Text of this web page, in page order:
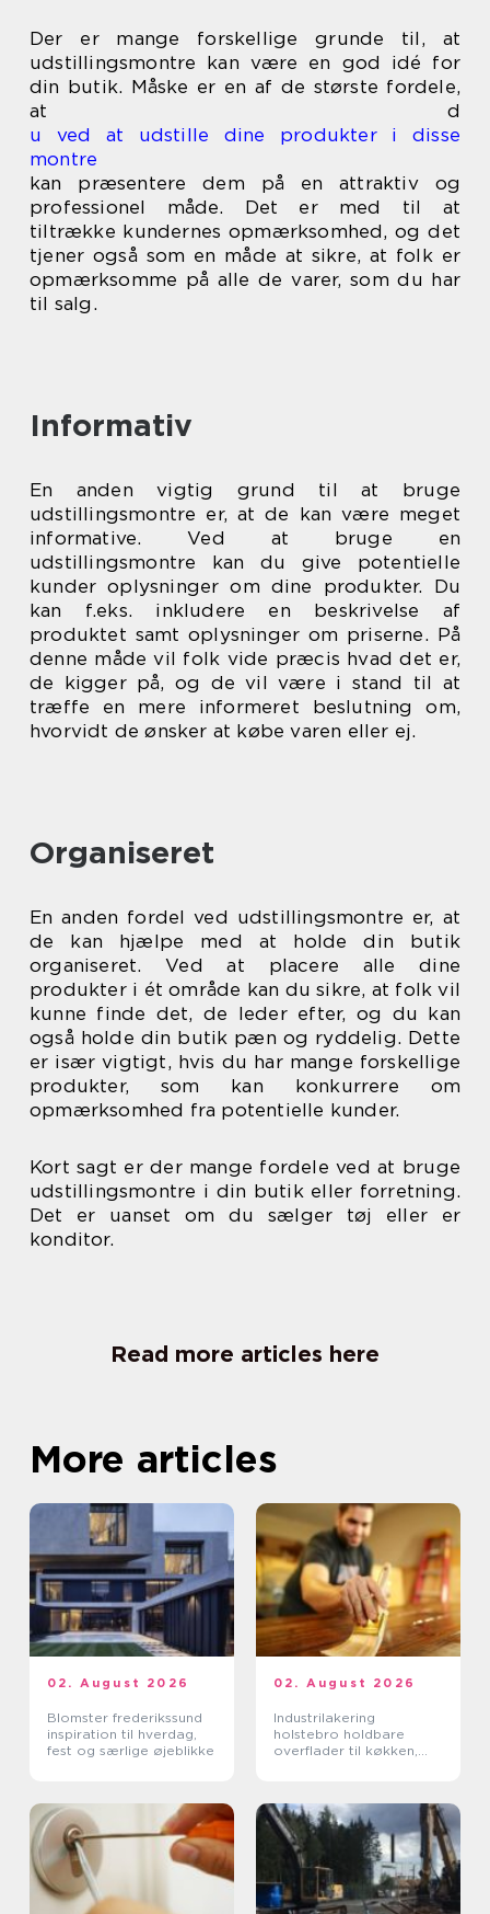
Der er mange forskellige grunde til, at
udstillingsmontre kan være en god idé for
din butik. Måske er en af de største fordele,
at d
u ved at udstille dine produkter i disse
montre
kan præsentere dem på en attraktiv og
professionel måde. Det er med til at
tiltrække kundernes opmærksomhed, og det
tjener også som en måde at sikre, at folk er
opmærksomme på alle de varer, som du har
til salg.
Informativ
En anden vigtig grund til at bruge
udstillingsmontre er, at de kan være meget
informative. Ved at bruge en
udstillingsmontre kan du give potentielle
kunder oplysninger om dine produkter. Du
kan f.eks. inkludere en beskrivelse af
produktet samt oplysninger om priserne. På
denne måde vil folk vide præcis hvad det er,
de kigger på, og de vil være i stand til at
træffe en mere informeret beslutning om,
hvorvidt de ønsker at købe varen eller ej.
Organiseret
En anden fordel ved udstillingsmontre er, at
de kan hjælpe med at holde din butik
organiseret. Ved at placere alle dine
produkter i ét område kan du sikre, at folk vil
kunne finde det, de leder efter, og du kan
også holde din butik pæn og ryddelig. Dette
er især vigtigt, hvis du har mange forskellige
produkter, som kan konkurrere om
opmærksomhed fra potentielle kunder.
Kort sagt er der mange fordele ved at bruge
udstillingsmontre i din butik eller forretning.
Det er uanset om du sælger tøj eller er
konditor.
Read more articles here
More articles
02. August 2026
Blomster frederikssund
inspiration til hverdag,
fest og særlige øjeblikke
02. August 2026
Industrilakering
holstebro holdbare
overflader til køkken,